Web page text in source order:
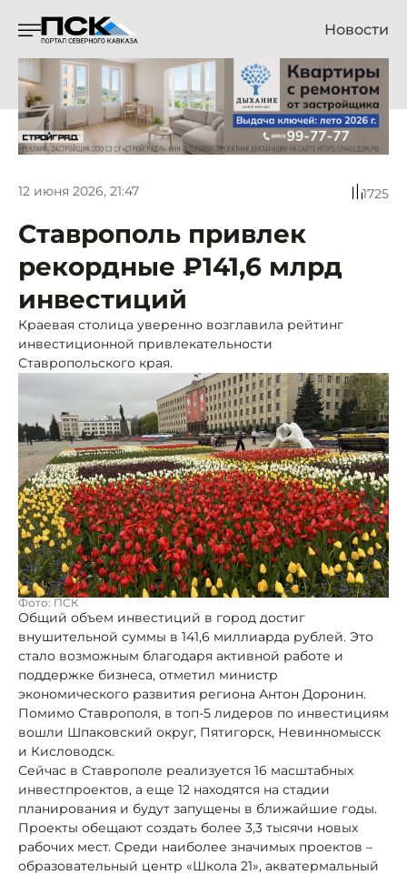
Новости
12 июня 2026, 21:47 1725
Ставрополь привлек
рекордные ₽141,6 млрд
инвестиций
Краевая столица уверенно возглавила рейтинг
инвестиционной привлекательности
Ставропольского края.
Фото: ПСК
Общий объем инвестиций в город достиг
внушительной суммы в 141,6 миллиарда рублей. Это
стало возможным благодаря активной работе и
поддержке бизнеса, отметил министр
экономического развития региона Антон Доронин.
Помимо Ставрополя, в топ-5 лидеров по инвестициям
вошли Шпаковский округ, Пятигорск, Невинномысск
и Кисловодск.
Сейчас в Ставрополе реализуется 16 масштабных
инвестпроектов, а еще 12 находятся на стадии
планирования и будут запущены в ближайшие годы.
Проекты обещают создать более 3,3 тысячи новых
рабочих мест. Среди наиболее значимых проектов –
образовательный центр «Школа 21», акватермальный